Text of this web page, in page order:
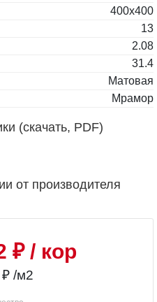
400x400
13
2.08
31.4
Матовая
Мрамор
(скачать, PDF)
от производителя
₽/ кор
/м2